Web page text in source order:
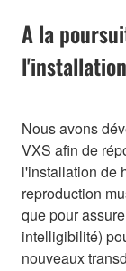
A la
l'installation
Nous avons
VXS afin de
l'installation de
reproduction
que pour
intelligibilité)
nouveaux